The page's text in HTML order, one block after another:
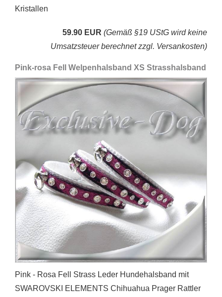
Kristallen
59.90 EUR (Gemäß §19 UStG wird keine
Umsatzsteuer berechnet zzgl. Versankosten)
Pink-rosa Fell Welpenhalsband XS Strasshalsband
Pink - Rosa Fell Strass Leder Hundehalsband mit
SWAROVSKI ELEMENTS Chihuahua Prager Rattler